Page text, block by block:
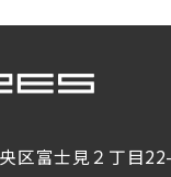
区富士見２丁目